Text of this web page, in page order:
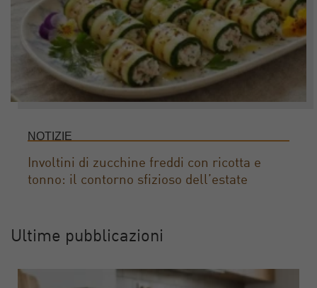
NOTIZIE
Involtini di zucchine freddi con ricotta e
tonno: il contorno sfizioso dell’estate
Ultime pubblicazioni